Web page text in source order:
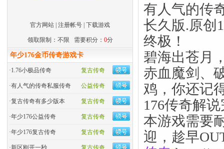
官方网站 注册帐号 下载游戏
领取限制：不限 需要积分： 0分
年少176金币传奇游戏卡
复古传奇
·1.76小极品传奇
公益传奇
·有人气的传奇私服传奇
复古传奇
·复古传奇有多少版本
复古传奇
·年少176公益传奇
复古传奇
·年少176复古传奇
复古传奇
·新区刚开一秒
有人气的传
长久版.原创
终极！
碧海出苍月
赤血魔剑、
鸡，你还记
176传奇解
本游戏需要
迎，趁早